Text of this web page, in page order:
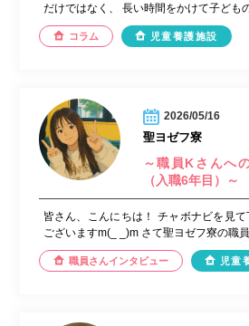
だけではなく、 長い時間をかけて子ども
コラム 児童養護施設
2026/05/16
聖ヨゼフ寮
～職員Kさんへ
（入職6年目）～
皆さん、こんにちは！ チャボナビを見て
ございますm(_ _)m さて聖ヨゼフ寮の職員
職員さんインタビュー 児童